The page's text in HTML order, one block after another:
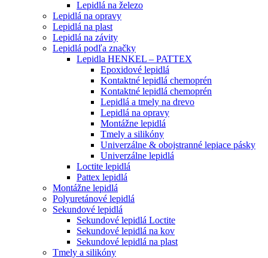
Lepidlá na železo
Lepidlá na opravy
Lepidlá na plast
Lepidlá na závity
Lepidlá podľa značky
Lepidla HENKEL – PATTEX
Epoxidové lepidlá
Kontaktné lepidlá chemoprén
Kontaktné lepidlá chemoprén
Lepidlá a tmely na drevo
Lepidlá na opravy
Montážne lepidlá
Tmely a silikóny
Univerzálne & obojstranné lepiace pásky
Univerzálne lepidlá
Loctite lepidlá
Pattex lepidlá
Montážne lepidlá
Polyuretánové lepidlá
Sekundové lepidlá
Sekundové lepidlá Loctite
Sekundové lepidlá na kov
Sekundové lepidlá na plast
Tmely a silikóny